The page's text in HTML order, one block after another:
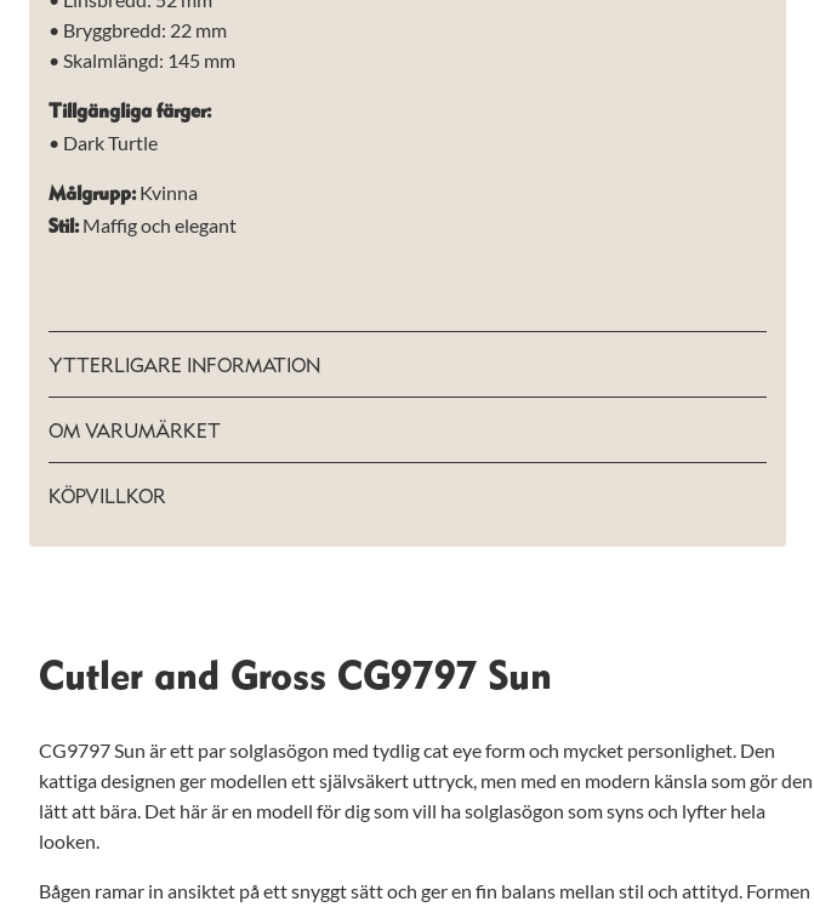
• Bryggbredd: 22 mm
• Skalmlängd: 145 mm
Tillgängliga färger:
• Dark Turtle
Målgrupp:Kvinna
Stil:Maffig och elegant
YTTERLIGARE INFORMATION
OM VARUMÄRKET
KÖPVILLKOR
Cutler and Gross CG9797 Sun
CG9797 Sun är ett par solglasögon med tydlig cat eye form och mycket personlighet. Den
kattiga designen ger modellen ett självsäkert uttryck, men med en modern känsla som gör den
lätt att bära. Det här är en modell för dig som vill ha solglasögon som syns och lyfter hela
looken.
Bågen ramar in ansiktet på ett snyggt sätt och ger en fin balans mellan stil och attityd. Formen
hemsida ska
prestera så
bra som
ditt besök.
Om du nekar
de här
kommer viss
funktionalitet
Marknadsföring
Genom att dela
med dig av dina
intressen och ditt
beteende när du
surfar ökar du
chansen att få se